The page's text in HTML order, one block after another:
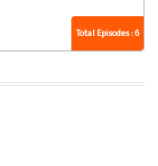
Total Episodes : 6